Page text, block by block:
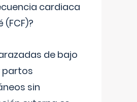
cardiaca
(FCF)?
de bajo
partos
sin